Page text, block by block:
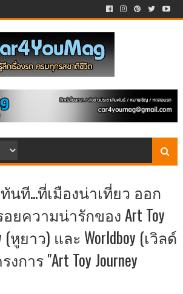
ที...ที่เมืองน่าเที่ยว ออก
ยความน่ารักของ Art Toy
(หูยาว) และ Worldboy (เวิลด์
การ "Art Toy Journey